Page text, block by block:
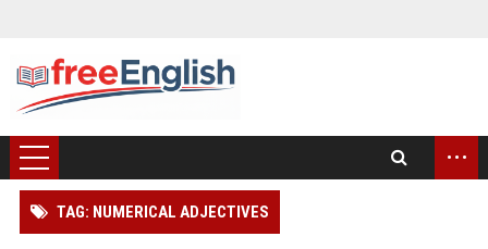
...
TAG: NUMERICAL ADJECTIVES